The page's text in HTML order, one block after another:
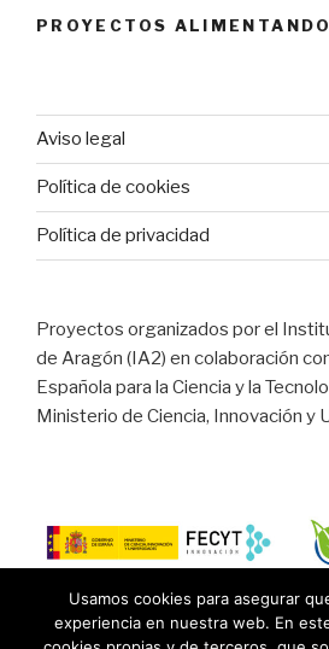
PROYECTOS
Aviso legal
Política de cookies
Política de privacidad
Proyectos organizados por el
de Aragón (IA2) en colaboración
Española para la Ciencia y la
Ministerio de Ciencia, Innovación y
Usamos cookies para asegurar
experiencia en nuestra web. En